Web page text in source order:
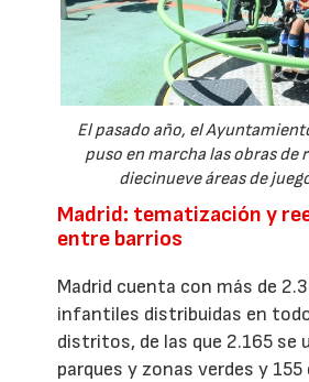
El pasado año, el
puso en marcha las obras de
diecinueve áreas de
Madrid: tematización y
entre barrios
Madrid cuenta con más de
infantiles distribuidas en
distritos, de las que 2.165 se
parques y zonas verdes y 155